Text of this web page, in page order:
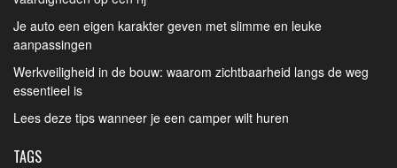
Je auto een eigen karakter geven met slimme en leuke
aanpassingen
Werkveiligheid in de bouw: waarom zichtbaarheid langs de weg
essentieel is
Lees deze tips wanneer je een camper wilt huren
TAGS